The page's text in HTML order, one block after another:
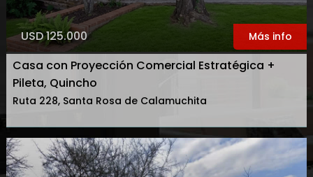
Más info
USD 125.000
Casa con Proyección Comercial Estratégica +
Pileta, Quincho
Ruta 228, Santa Rosa de Calamuchita